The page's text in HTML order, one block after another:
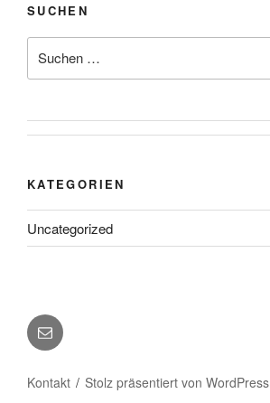
SUCHEN
nach:
KATEGORIEN
Uncategorized
E-
Mail
Kontakt Stolz präsentiert von WordPress